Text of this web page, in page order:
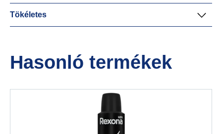
Tökéletes
Hasonló termékek